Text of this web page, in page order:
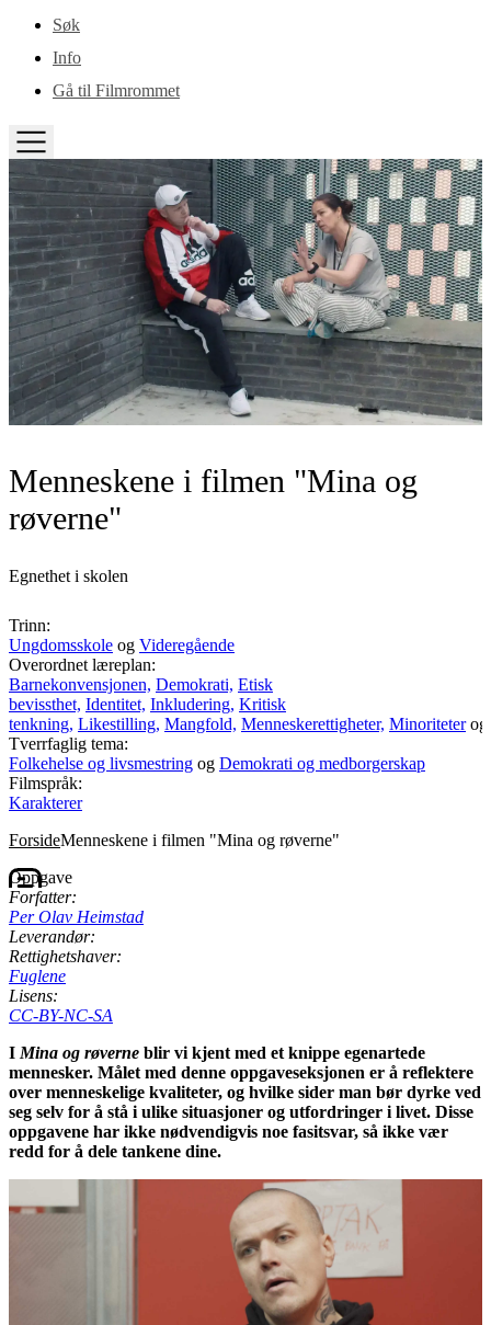
Gå til hovedinnhold
Søk
Info
Gå til Filmrommet
TOGGLE
MENU
Menneskene i filmen "Mina og
røverne"
Egnethet i skolen
Trinn:
Ungdomsskole og Videregående
Overordnet læreplan:
Barnekonvensjonen, Demokrati, Etisk
bevissthet, Identitet, Inkludering, Kritisk
tenkning, Likestilling, Mangfold, Menneskerettigheter, Minoriteterog
Tverrfaglig tema:
Folkehelse og livsmestring og Demokrati og medborgerskap
Filmspråk:
Karakterer
ForsideMenneskene i filmen "Mina og røverne"
Oppgave
Forfatter:
Per Olav Heimstad
Leverandør:
Rettighetshaver:
Fuglene
Lisens:
CC-BY-NC-SA
I Mina og røverne blir vi kjent med et knippe egenartede
mennesker. Målet med denne oppgaveseksjonen er å reflektere
over menneskelige kvaliteter, og hvilke sider man bør dyrke ved
seg selv for å stå i ulike situasjoner og utfordringer i livet. Disse
oppgavene har ikke nødvendigvis noe fasitsvar, så ikke vær
redd for å dele tankene dine.